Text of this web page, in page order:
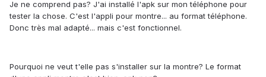
Je ne comprend pas? J'ai installé l'apk sur mon téléphone pour
tester la chose. C'est l'appli pour montre... au format téléphone.
Donc très mal adapté... mais c'est fonctionnel.
Pourquoi ne veut t'elle pas s'installer sur la montre? Le format